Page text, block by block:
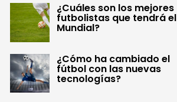
¿Cuáles son los mejores
futbolistas que tendrá el
Mundial?
¿Cómo ha cambiado el
fútbol con las nuevas
tecnologías?